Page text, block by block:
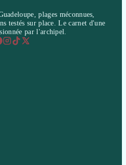
plages méconnues,
testés sur place. Le carnet d'une
par l'archipel.